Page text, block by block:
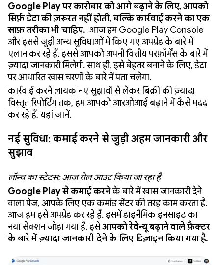
Google Play पर कारोबार को आगे बढ़ाने के लिए, आपको
सिर्फ़ डेटा की ज़रूरत नहीं होती, बल्कि कार्रवाई करने का एक
साफ़ तरीका भी चाहिए. आज हम Google Play Console
और इससे जुड़ी अन्य सुविधाओं में किए गए अपग्रेड के बारे में
एलान कर रहे हैं. इससे आपको अपनी वित्तीय परफ़ॉर्मेंस के बारे में
ज़्यादा जानकारी मिलेगी. साथ ही, इसे बेहतर बनाने के लिए, डेटा
पर आधारित खास चरणों के बारे में पता चलेगा.
कार्रवाई करने लायक नए सुझावों से लेकर बिक्री की ज़्यादा
विस्तृत रिपोर्टिंग तक, हम आपको आरओआई बढ़ाने में कैसे मदद
कर रहे हैं, यहां जानें.
नई सुविधा: कमाई करने से जुड़ी अहम जानकारी और
सुझाव
लॉन्च का स्टेटस: आज रोल आउट किया जा रहा है
Google Play से कमाई करनेके बारे में खास जानकारी देने
वाला पेज, आपके लिए एक कमांड सेंटर की तरह काम करता है.
आज हम इसे अपग्रेड कर रहे हैं. इसमें डाइनैमिक इनसाइट का
नया सेक्शन जोड़ा गया है. इसेआपको रेवेन्यू बढ़ाने वाले फ़ैक्टर
के बारे में ज़्यादा जानकारी देने के लिए डिज़ाइन किया गया है.